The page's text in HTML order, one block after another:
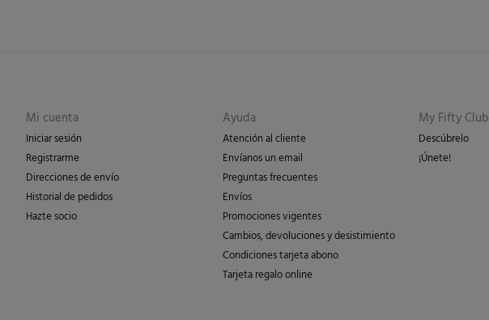
Mi cuenta
Iniciar sesión
Registrarme
Direcciones de envío
Historial de pedidos
Hazte socio
Ayuda
Atención al cliente
Envíanos un email
Preguntas frecuentes
Envíos
Promociones vigentes
Cambios, devoluciones y desistimiento
Condiciones tarjeta abono
Tarjeta regalo online
My Fifty Club
Descúbrelo
¡Únete!